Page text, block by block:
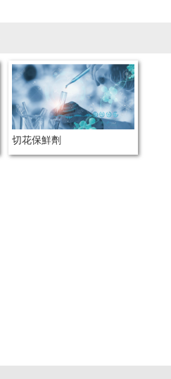
切花保鮮劑